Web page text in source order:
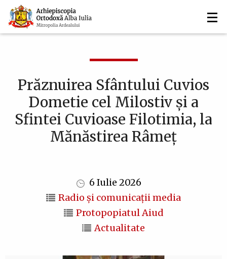
Mergi
la
conţinutul
Navigare
principală
Prăznuirea Sfântului Cuvios
Dometie cel Milostiv și a
Sfintei Cuvioase Filotimia, la
Mănăstirea Râmeț
6 Iulie 2026
Radio și comunicații media
Protopopiatul Aiud
Actualitate